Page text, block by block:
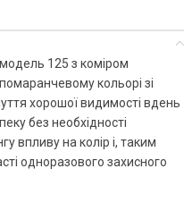
125 з коміром
кольорі зі
хорошої видимості вдень
без необхідності
впливу на колір і, таким
одноразового захисного